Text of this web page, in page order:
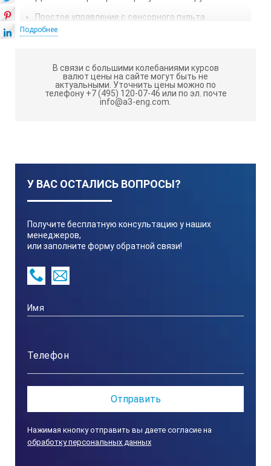
Простое управление с сенсорного пульта
Вместимость
1.2 kg/dm3
Центробежное ускорение
Производимая мощность привода
Подробнее
В связи с большими колебаниями курсов
валют цены на сайте могут быть не
актуальными. Уточнить цены можно по
телефону +7 (495) 120-07-46 или по эл. почте
info@a3-eng.com.
У ВАС ОСТАЛИСЬ ВОПРОСЫ?
Получите бесплатную консультацию у наших
менеджеров,
или заполните форму обратной связи!
Нажимая кнопку отправить вы даете согласие на
обработку персональных данных